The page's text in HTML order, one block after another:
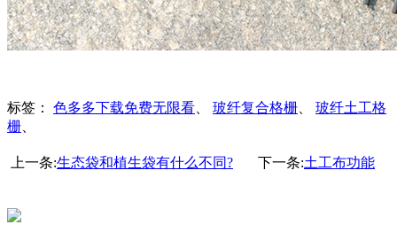
标签： 色多多下载免费无限看 玻纤复合格栅
玻纤土工格
栅
上一条:生态袋和植生袋有什么不同? 下一条:土工布功能